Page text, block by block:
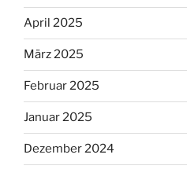
April 2025
März 2025
Februar 2025
Januar 2025
Dezember 2024